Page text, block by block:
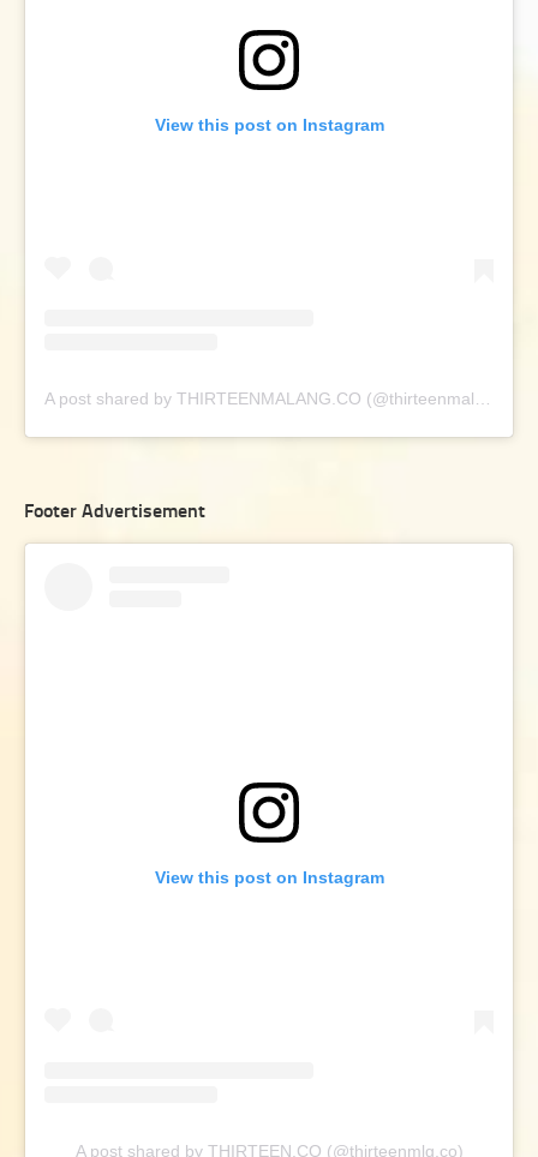
View this post on Instagram
A post shared by THIRTEENMALANG.CO (@thirteenmalang.co)
Footer Advertisement
View this post on Instagram
A post shared by THIRTEEN.CO (@thirteenmlg.co)